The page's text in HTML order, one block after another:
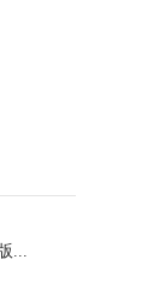
...